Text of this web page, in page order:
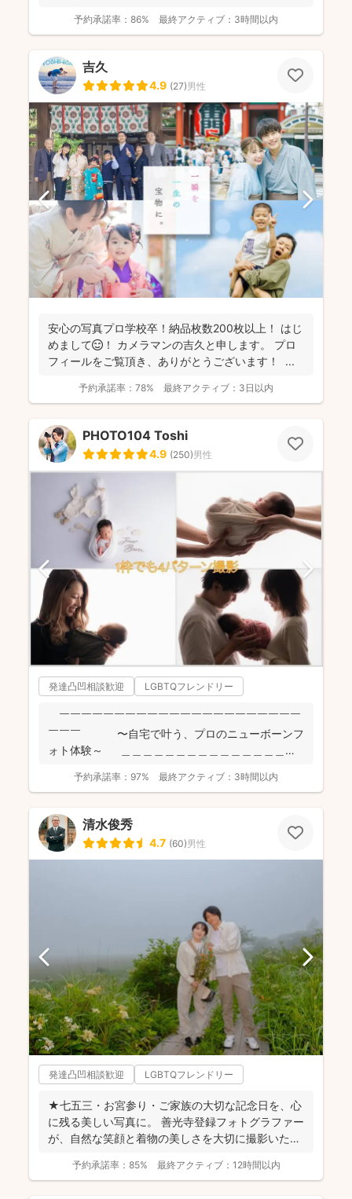
予約承諾率： 86% 最終アクティブ： 3時間以内
吉久
4.9 (27)男性
安心の写真プロ学校卒！納品枚数200枚以上！ はじ
めまして😊！ カメラマンの吉久と申します。 プロ
フィールをご覧頂き、ありがとうございます！ ...
予約承諾率： 78% 最終アクティブ： 3日以内
PHOTO104 Toshi
4.9 (250)男性
発達凸凹相談歓迎 LGBTQフレンドリー
￣￣￣￣￣￣￣￣￣￣￣￣￣￣￣￣￣￣￣￣￣￣
￣￣￣ 〜自宅で叶う、プロのニューボーンフ
ォト体験～ ＿＿＿＿＿＿＿＿＿＿＿＿＿＿＿＿
予約承諾率： 97% 最終アクティブ： 3時間以内
清水俊秀
4.7 (60)男性
発達凸凹相談歓迎 LGBTQフレンドリー
★七五三・お宮参り・ご家族の大切な記念日を、心
に残る美しい写真に。 善光寺登録フォトグラファー
が、自然な笑顔と着物の美しさを大切に撮影いたし
予約承諾率： 85% 最終アクティブ： 12時間以内